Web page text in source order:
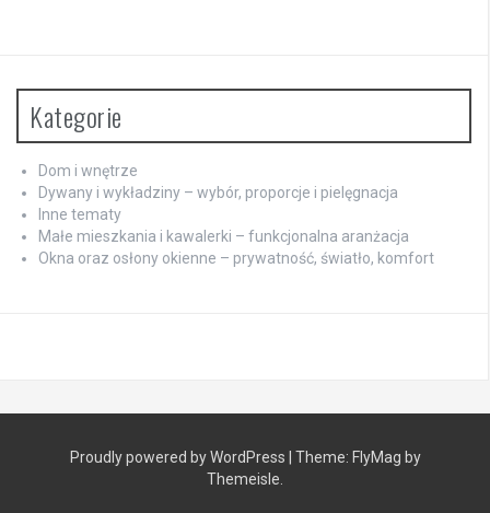
Kategorie
Dom i wnętrze
Dywany i wykładziny – wybór, proporcje i pielęgnacja
Inne tematy
Małe mieszkania i kawalerki – funkcjonalna aranżacja
Okna oraz osłony okienne – prywatność, światło, komfort
Proudly powered by WordPress Theme: FlyMag by
Themeisle.